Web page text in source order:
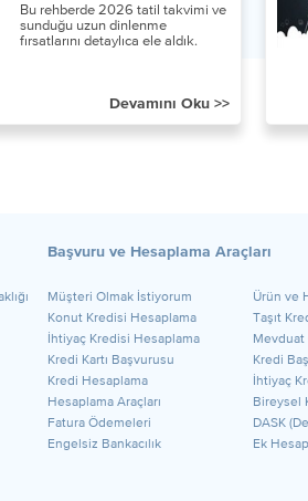
Bu rehberde 2026 tatil takvimi ve
sunduğu uzun dinlenme
fırsatlarını detaylıca ele aldık.
Devamını Oku >>
Başvuru ve Hesaplama Araçları
Müşteri Olmak İstiyorum
Ürün ve
Konut Kredisi Hesaplama
Taşıt
İhtiyaç Kredisi Hesaplama
Mevduat
Kredi Kartı Başvurusu
Kredi
Kredi Hesaplama
İhtiyaç
Hesaplama Araçları
Bireysel
Fatura Ödemeleri
DASK
Engelsiz Bankacılık
Ek Hesap